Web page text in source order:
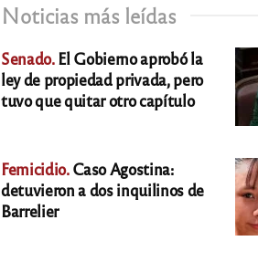
Noticias más leídas
Senado.El Gobierno aprobó la
ley de propiedad privada, pero
tuvo que quitar otro capítulo
Femicidio.Caso Agostina:
detuvieron a dos inquilinos de
Barrelier